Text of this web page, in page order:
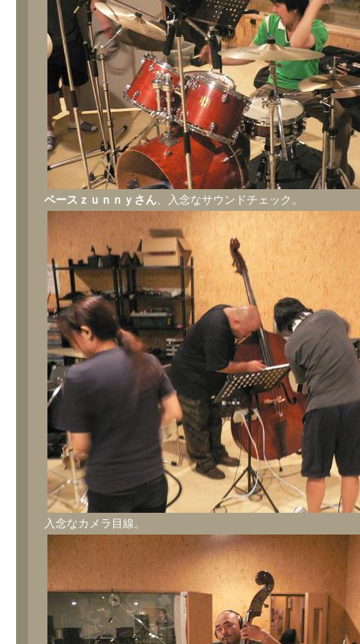
ベースｚｕｎｎｙさん 、入念なサウンドチェック。
入念なカメラ目線。